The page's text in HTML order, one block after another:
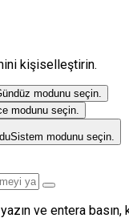
kişiselleştirin.
modunu seçin.
modunu seçin.
Sistem modunu seçin.
ve entera